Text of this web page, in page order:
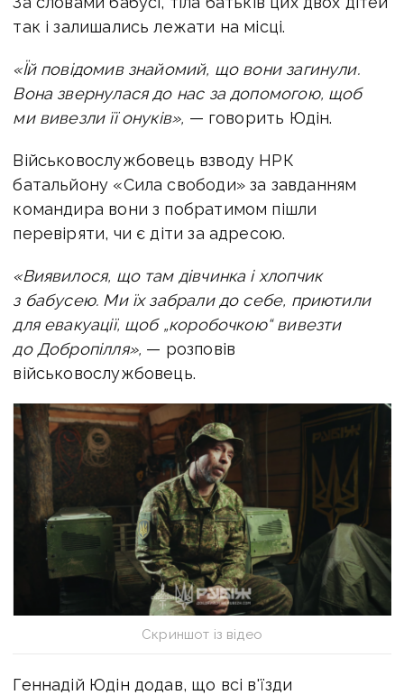
так і залишались лежати на місці.
«Їй повідомив знайомий, що вони загинули.
Вона звернулася до нас за допомогою, щоб
ми вивезли їїонуків», — говорить Юдін.
Військовослужбовець взводу НРК
батальйону «Сила свободи» за завданням
командира вони з побратимом пішли
перевіряти, чи є діти за адресою.
«Виявилося, що там дівчинка і хлопчик
з бабусею. Ми їх забрали до себе, приютили
для евакуації, щоб „коробочкою“ вивезти
до Добропілля», — розповів
військовослужбовець.
Скриншот із відео
Геннадій Юдін додав, що всі в'їзди